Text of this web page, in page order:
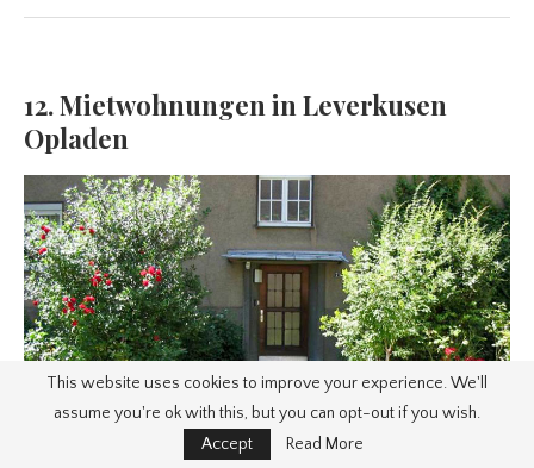
12. Mietwohnungen in Leverkusen
Opladen
This website uses cookies to improve your experience. We'll
assume you're ok with this, but you can opt-out if you wish.
Accept
Read More